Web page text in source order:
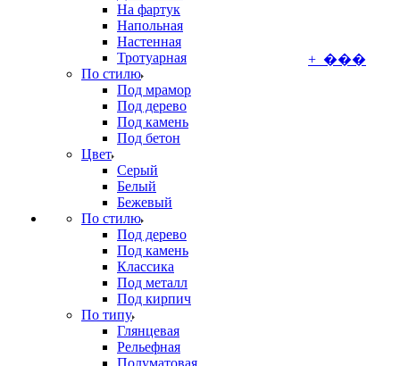
На фартук
Напольная
Настенная
Тротуарная
По стилю
Под мрамор
Под дерево
Под камень
Под бетон
Цвет
Серый
Белый
Бежевый
По стилю
Под дерево
Под камень
Классика
Под металл
Под кирпич
По типу
Глянцевая
Рельефная
+ ���